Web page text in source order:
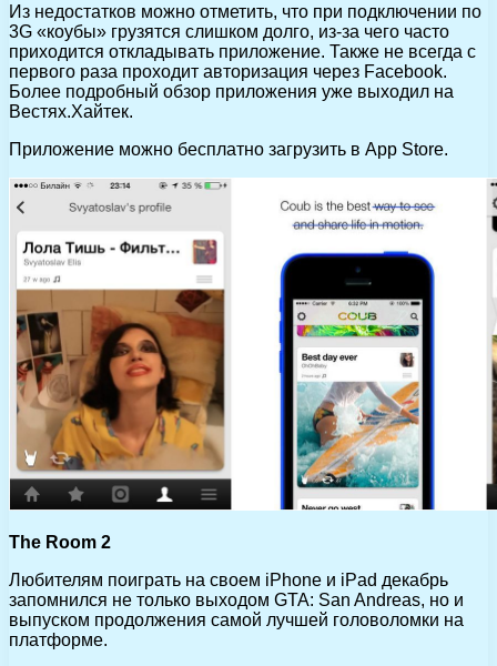
Из недостатков можно отметить, что при подключении по
3G «коубы» грузятся слишком долго, из-за чего часто
приходится откладывать приложение. Также не всегда с
первого раза проходит авторизация через Facebook.
Более подробный обзор приложения уже выходил на
Вестях.Хайтек.
Приложение можно бесплатно загрузить в App Store.
The Room 2
Любителям поиграть на своем iPhone и iPad декабрь
запомнился не только выходом GTA: San Andreas, но и
выпуском продолжения самой лучшей головоломки на
платформе.